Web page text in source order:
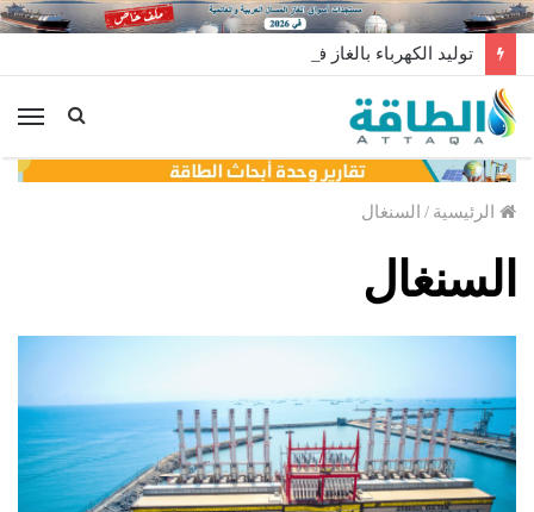
توليد الكهرباء بالغاز في الإمارات يرتفع للعام الثاني
الرئيسية / السنغال
السنغال